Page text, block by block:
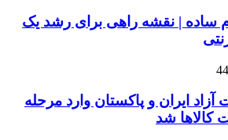
۷ اقدام ساده | نقشه راهی برای رشد یک
44
ایران و پاکستان وارد مرحله
شد